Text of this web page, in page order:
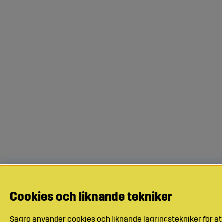
Cookies och liknande tekniker
Sagro använder cookies och liknande lagringstekniker för